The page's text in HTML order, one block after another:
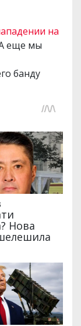
на
еще мы
банду